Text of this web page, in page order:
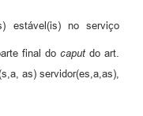
estável(is) no serviço
final docaputdo art.
as) servidor(es,a,as),